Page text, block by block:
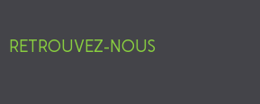
RETROUVEZ-NOUS